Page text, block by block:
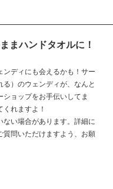
まハンドタオルに！
ディにも会えるかも！サー
）のウェンディが、なんと
ョップをお手伝いしてま
れますよ！
い場合があります。詳細に
質問いただけますよう、お願